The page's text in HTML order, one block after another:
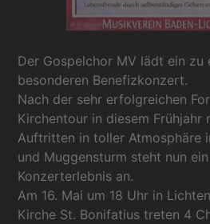
Der Gospelchor MV lädt ein zu
besonderen Benefizkonzert.
Nach der sehr erfolgreichen
Kirchentour in diesem Frühjahr
Auftritten in toller Atmosphäre
und Muggensturm steht nun
Konzerterlebnis an.
Am 16. Mai um 18 Uhr in
Kirche St. Bonifatius treten 4